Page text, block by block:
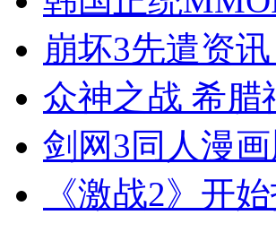
崩坏3先遣资
众神之战 希腊
剑网3同人漫
《激战2》开